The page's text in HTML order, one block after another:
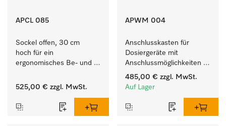
APCL 085
Sockel offen, 30 cm
hoch für ein
ergonomisches Be- und
Waschmaschine und
525,00 € zzgl. MwSt.
APWM 004
Anschlusskasten für
Dosiergeräte mit
Anschlussmöglichkeiten
für maximal 6
Dosierpumpen.
485,00 € zzgl. MwSt.
Auf Lager